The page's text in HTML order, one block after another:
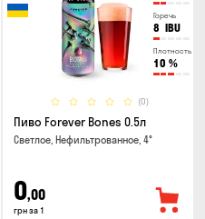
Горечь
8 IBU
Плотность
10 %
(0)
Пиво Forever Bones 0.5л
Светлое, Нефильтрованное, 4°
0,00
грн за 1